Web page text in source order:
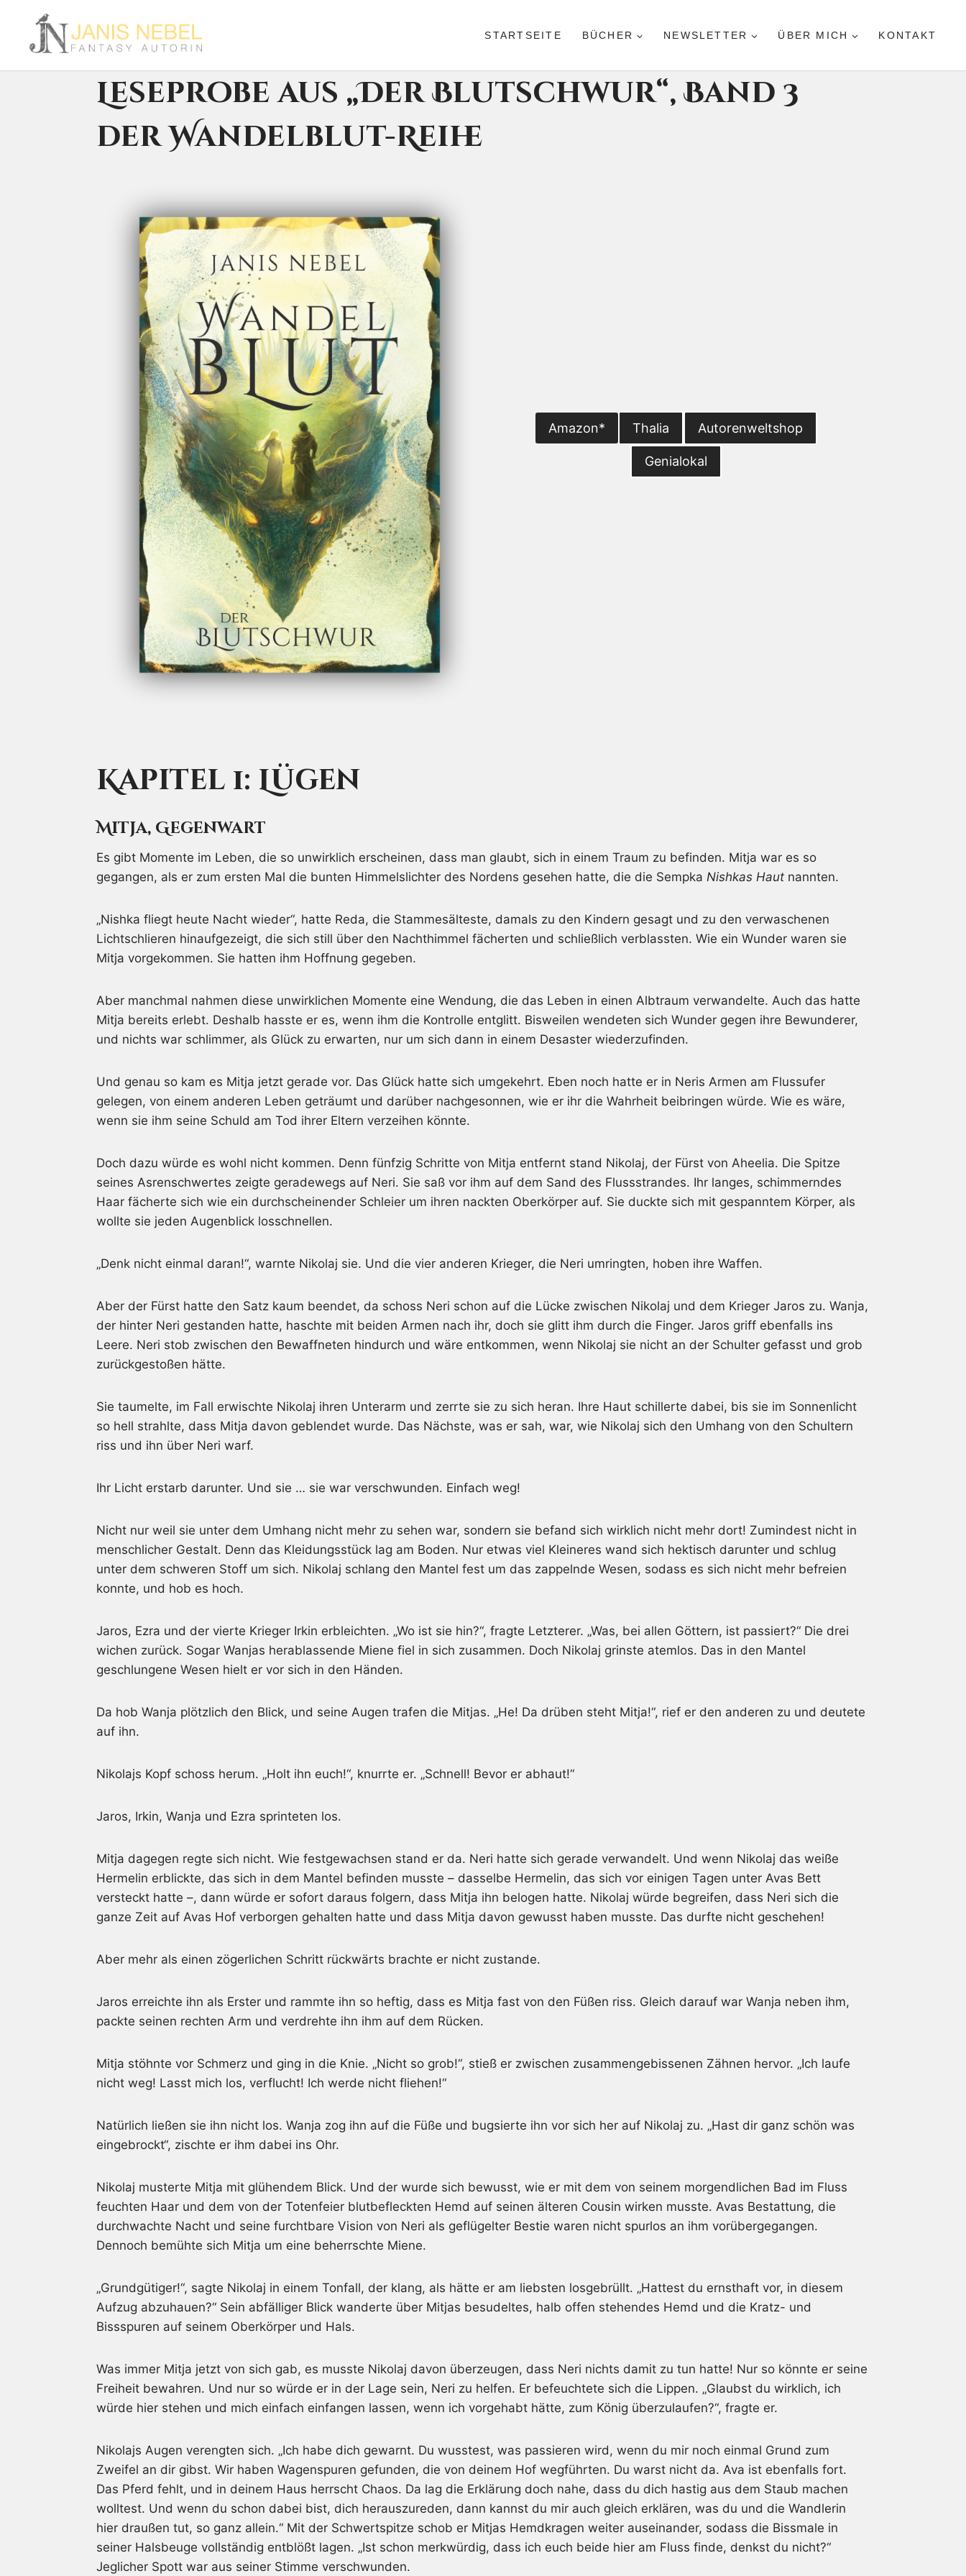
springen
STARTSEITE BÜCHER NEWSLETTER ÜBER MICH KONTAKT
Leseprobe aus „Der Blutschwur“, Band 3
der Wandelblut-Reihe
Amazon* Thalia Autorenweltshop
Genialokal
Kapitel 1: Lügen
Mitja, Gegenwart
Es gibt Momente im Leben, die so unwirklich erscheinen, dass man glaubt, sich in einem Traum zu befinden. Mitja war es so
gegangen, als er zum ersten Mal die bunten Himmelslichter des Nordens gesehen hatte, die die Sempka Nishkas Haut nannten.
„Nishka fliegt heute Nacht wieder“, hatte Reda, die Stammesälteste, damals zu den Kindern gesagt und zu den verwaschenen
Lichtschlieren hinaufgezeigt, die sich still über den Nachthimmel fächerten und schließlich verblassten. Wie ein Wunder waren sie
Mitja vorgekommen. Sie hatten ihm Hoffnung gegeben.
Aber manchmal nahmen diese unwirklichen Momente eine Wendung, die das Leben in einen Albtraum verwandelte. Auch das hatte
Mitja bereits erlebt. Deshalb hasste er es, wenn ihm die Kontrolle entglitt. Bisweilen wendeten sich Wunder gegen ihre Bewunderer,
und nichts war schlimmer, als Glück zu erwarten, nur um sich dann in einem Desaster wiederzufinden.
Und genau so kam es Mitja jetzt gerade vor. Das Glück hatte sich umgekehrt. Eben noch hatte er in Neris Armen am Flussufer
gelegen, von einem anderen Leben geträumt und darüber nachgesonnen, wie er ihr die Wahrheit beibringen würde. Wie es wäre,
wenn sie ihm seine Schuld am Tod ihrer Eltern verzeihen könnte.
Doch dazu würde es wohl nicht kommen. Denn fünfzig Schritte von Mitja entfernt stand Nikolaj, der Fürst von Aheelia. Die Spitze
seines Asrenschwertes zeigte geradewegs auf Neri. Sie saß vor ihm auf dem Sand des Flussstrandes. Ihr langes, schimmerndes
Haar fächerte sich wie ein durchscheinender Schleier um ihren nackten Oberkörper auf. Sie duckte sich mit gespanntem Körper, als
wollte sie jeden Augenblick losschnellen.
„Denk nicht einmal daran!“, warnte Nikolaj sie. Und die vier anderen Krieger, die Neri umringten, hoben ihre Waffen.
Aber der Fürst hatte den Satz kaum beendet, da schoss Neri schon auf die Lücke zwischen Nikolaj und dem Krieger Jaros zu. Wanja,
der hinter Neri gestanden hatte, haschte mit beiden Armen nach ihr, doch sie glitt ihm durch die Finger. Jaros griff ebenfalls ins
Leere. Neri stob zwischen den Bewaffneten hindurch und wäre entkommen, wenn Nikolaj sie nicht an der Schulter gefasst und grob
zurückgestoßen hätte.
Sie taumelte, im Fall erwischte Nikolaj ihren Unterarm und zerrte sie zu sich heran. Ihre Haut schillerte dabei, bis sie im Sonnenlicht
so hell strahlte, dass Mitja davon geblendet wurde. Das Nächste, was er sah, war, wie Nikolaj sich den Umhang von den Schultern
riss und ihn über Neri warf.
Ihr Licht erstarb darunter. Und sie … sie war verschwunden. Einfach weg!
Nicht nur weil sie unter dem Umhang nicht mehr zu sehen war, sondern sie befand sich wirklich nicht mehr dort! Zumindest nicht in
menschlicher Gestalt. Denn das Kleidungsstück lag am Boden. Nur etwas viel Kleineres wand sich hektisch darunter und schlug
unter dem schweren Stoff um sich. Nikolaj schlang den Mantel fest um das zappelnde Wesen, sodass es sich nicht mehr befreien
konnte, und hob es hoch.
Jaros, Ezra und der vierte Krieger Irkin erbleichten. „Wo ist sie hin?“, fragte Letzterer. „Was, bei allen Göttern, ist passiert?“ Die drei
wichen zurück. Sogar Wanjas herablassende Miene fiel in sich zusammen. Doch Nikolaj grinste atemlos. Das in den Mantel
geschlungene Wesen hielt er vor sich in den Händen.
Da hob Wanja plötzlich den Blick, und seine Augen trafen die Mitjas. „He! Da drüben steht Mitja!“, rief er den anderen zu und deutete
auf ihn.
Nikolajs Kopf schoss herum. „Holt ihn euch!“, knurrte er. „Schnell! Bevor er abhaut!“
Jaros, Irkin, Wanja und Ezra sprinteten los.
Mitja dagegen regte sich nicht. Wie festgewachsen stand er da. Neri hatte sich gerade verwandelt. Und wenn Nikolaj das weiße
Hermelin erblickte, das sich in dem Mantel befinden musste – dasselbe Hermelin, das sich vor einigen Tagen unter Avas Bett
versteckt hatte –, dann würde er sofort daraus folgern, dass Mitja ihn belogen hatte. Nikolaj würde begreifen, dass Neri sich die
ganze Zeit auf Avas Hof verborgen gehalten hatte und dass Mitja davon gewusst haben musste. Das durfte nicht geschehen!
Aber mehr als einen zögerlichen Schritt rückwärts brachte er nicht zustande.
Jaros erreichte ihn als Erster und rammte ihn so heftig, dass es Mitja fast von den Füßen riss. Gleich darauf war Wanja neben ihm,
packte seinen rechten Arm und verdrehte ihn ihm auf dem Rücken.
Mitja stöhnte vor Schmerz und ging in die Knie. „Nicht so grob!“, stieß er zwischen zusammengebissenen Zähnen hervor. „Ich laufe
nicht weg! Lasst mich los, verflucht! Ich werde nicht fliehen!“
Natürlich ließen sie ihn nicht los. Wanja zog ihn auf die Füße und bugsierte ihn vor sich her auf Nikolaj zu. „Hast dir ganz schön was
eingebrockt“, zischte er ihm dabei ins Ohr.
Nikolaj musterte Mitja mit glühendem Blick. Und der wurde sich bewusst, wie er mit dem von seinem morgendlichen Bad im Fluss
feuchten Haar und dem von der Totenfeier blutbefleckten Hemd auf seinen älteren Cousin wirken musste. Avas Bestattung, die
durchwachte Nacht und seine furchtbare Vision von Neri als geflügelter Bestie waren nicht spurlos an ihm vorübergegangen.
Dennoch bemühte sich Mitja um eine beherrschte Miene.
„Grundgütiger!“, sagte Nikolaj in einem Tonfall, der klang, als hätte er am liebsten losgebrüllt. „Hattest du ernsthaft vor, in diesem
Aufzug abzuhauen?“ Sein abfälliger Blick wanderte über Mitjas besudeltes, halb offen stehendes Hemd und die Kratz- und
Bissspuren auf seinem Oberkörper und Hals.
Was immer Mitja jetzt von sich gab, es musste Nikolaj davon überzeugen, dass Neri nichts damit zu tun hatte! Nur so könnte er seine
Freiheit bewahren. Und nur so würde er in der Lage sein, Neri zu helfen. Er befeuchtete sich die Lippen. „Glaubst du wirklich, ich
würde hier stehen und mich einfach einfangen lassen, wenn ich vorgehabt hätte, zum König überzulaufen?“, fragte er.
Nikolajs Augen verengten sich. „Ich habe dich gewarnt. Du wusstest, was passieren wird, wenn du mir noch einmal Grund zum
Zweifel an dir gibst. Wir haben Wagenspuren gefunden, die von deinem Hof wegführten. Du warst nicht da. Ava ist ebenfalls fort.
Das Pferd fehlt, und in deinem Haus herrscht Chaos. Da lag die Erklärung doch nahe, dass du dich hastig aus dem Staub machen
wolltest. Und wenn du schon dabei bist, dich herauszureden, dann kannst du mir auch gleich erklären, was du und die Wandlerin
hier draußen tut, so ganz allein.“ Mit der Schwertspitze schob er Mitjas Hemdkragen weiter auseinander, sodass die Bissmale in
seiner Halsbeuge vollständig entblößt lagen. „Ist schon merkwürdig, dass ich euch beide hier am Fluss finde, denkst du nicht?“
Jeglicher Spott war aus seiner Stimme verschwunden.